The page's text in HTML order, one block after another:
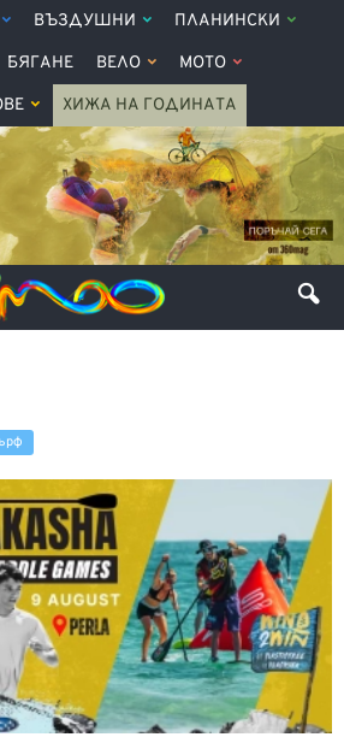
ВЪЗДУШНИ ПЛАНИНСКИ
БЯГАНЕ ВЕЛО МОТО
ХИЖА НА ГОДИНАТА